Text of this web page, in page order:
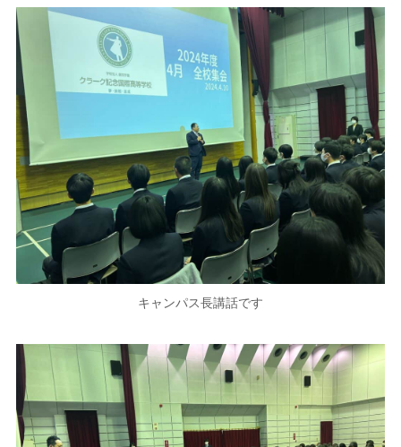
キャンパス長講話です